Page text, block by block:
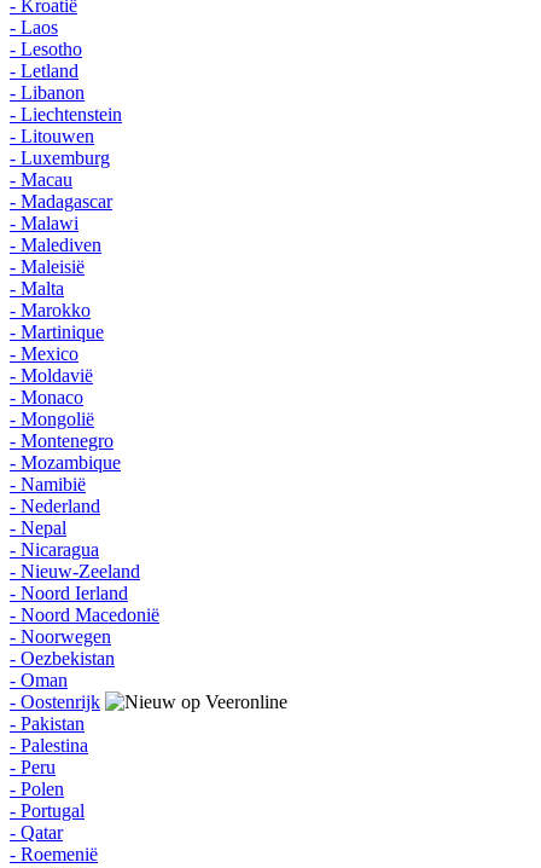
- Kroatië
- Laos
- Lesotho
- Letland
- Libanon
- Liechtenstein
- Litouwen
- Luxemburg
- Macau
- Madagascar
- Malawi
- Malediven
- Maleisië
- Malta
- Marokko
- Martinique
- Mexico
- Moldavië
- Monaco
- Mongolië
- Montenegro
- Mozambique
- Namibië
- Nederland
- Nepal
- Nicaragua
- Nieuw-Zeeland
- Noord Ierland
- Noord Macedonië
- Noorwegen
- Oezbekistan
- Oman
- Oostenrijk
- Pakistan
- Palestina
- Peru
- Polen
- Portugal
- Qatar
- Roemenië